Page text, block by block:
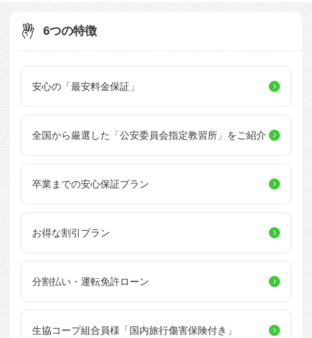
6つの特徴
安心の「最安料金保証」
全国から厳選した 「公安委員会指定教習所」をご紹介
卒業までの安心保証プラン
お得な割引プラン
分割払い・運転免許ローン
生協コープ組合員様 「国内旅行傷害保険付き」